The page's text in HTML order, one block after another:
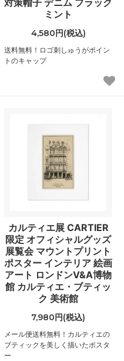
対策帽子 デニム ブラック
ミント
4,580円(税込)
送料無料！ロゴ刺しゅうがポイン
トのキャップ
カルティエ展 CARTIER
限定 オフィシャルグッズ
展覧会 マウントプリント
ポスター インテリア 絵画
アート ロンドンV&A博物
館 カルティエ・ブティッ
ク 美術館
7,980円(税込)
メール便送料無料！カルティエの
ブティックを美しく描いたポスタ
ー